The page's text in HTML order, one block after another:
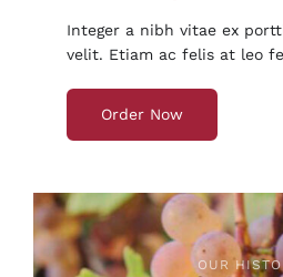
Integer a nibh vitae ex
velit. Etiam ac felis at leo
Order Now
OUR